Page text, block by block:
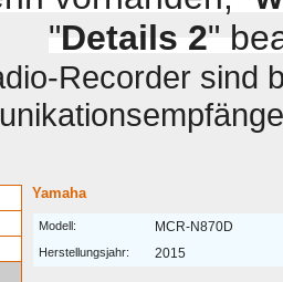
"Details 2"
Recorder sind
Yamaha
Modell: MCR-N870D
Herstellungsjahr: 2015